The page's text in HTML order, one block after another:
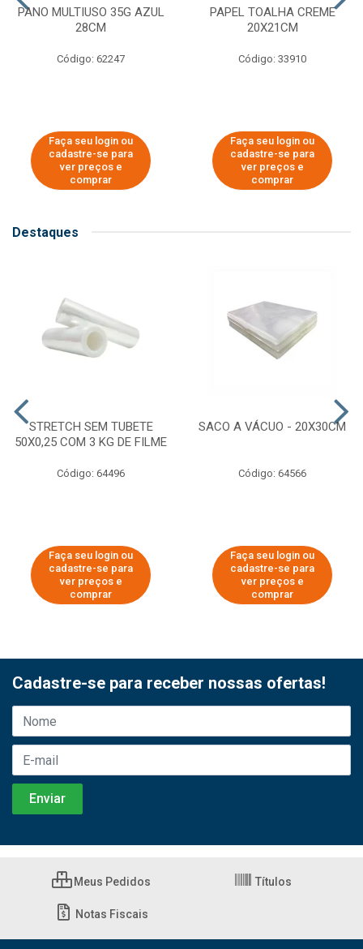
PANO MULTIUSO 35G AZUL
28CM
Código: 62247
Faça seu login ou
cadastre-se para
ver preços e
comprar
PAPEL TOALHA CREME
20X21CM
Código: 33910
Faça seu login ou
cadastre-se para
ver preços e
comprar
Destaques
STRETCH SEM TUBETE
50X0,25 COM 3 KG DE FILME
Código: 64496
Faça seu login ou
cadastre-se para
ver preços e
comprar
SACO A VÁCUO - 20X30CM
Código: 64566
Faça seu login ou
cadastre-se para
ver preços e
comprar
Cadastre-se para receber nossas ofertas!
Meus Pedidos Títulos
Notas Fiscais